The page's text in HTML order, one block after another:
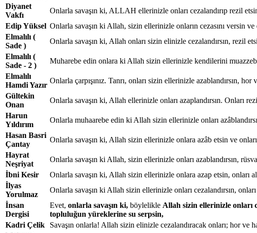
Diyanet
Vakfı
Onlarla savaşın ki, ALLAH ellerinizle onları cezalandırıp rezil
Edip Yüksel Onlarla savaşın ki Allah, sizin ellerinizle onların cezasını versin
Elmalılı (
Sade )
Onlarla savaşın ki, Allah onları sizin elinizle cezalandırsın, rezil
Elmalılı (
Sade - 2 )
Muharebe edin onlara ki Allah sizin ellerinizle kendilerini
Elmalılı
Hamdi Yazır
Onlarla çarpışınız. Tanrı, onları sizin ellerinizle azablandırsın,
Gültekin
Onan
Onlarla savaşın ki, Allah ellerinizle onları azaplandırsın. Onları
Harun
Yıldırım
Onlarla muhaarebe edin ki Allah sizin ellerinizle onları
Hasan Basri
Çantay
Onlarla savaşın ki, Allah sizin ellerinizle onlara azâb etsin ve
Hayrat
Neşriyat
Onlarla savaşın ki Allah, sizin ellerinizle onları azablandırsın,
İbni Kesir
Onlarla savaşın ki, Allah sizin ellerinizle onlara azap etsin, onları
İlyas
Yorulmaz
Onlarla savaşın ki Allah sizin ellerinizle onları cezalandırsın,
İnsan
Dergisi
Evet, onlarla savaşın ki, böylelikle Allah sizin ellerinizle onları
topluluğun yüreklerine su serpsin,
Kadri Çelik
Savaşın onlarla! Allah sizin elinizle cezalandıracak onları; hor ve